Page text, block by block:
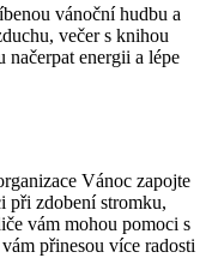
vánoční hudbu a
večer s knihou
energii a lépe
Vánoc zapojte
při zdobení stromku,
vám mohou pomoci s
přinesou více radosti